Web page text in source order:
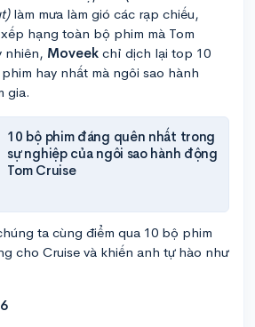
làm mưa làm gió các rạp chiếu,
hạng toàn bộ phim mà Tom
nhiên, Moveek chỉ dịch lại top 10
hay nhất mà ngôi sao hành
gia.
10 bộ phim đáng quên nhất trong
sự nghiệp của ngôi sao hành động
Tom Cruise
ta cùng điểm qua 10 bộ phim
cho Cruise và khiến anh tự hào như